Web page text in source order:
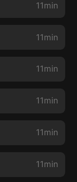
11min
11min
11min
11min
11min
11min